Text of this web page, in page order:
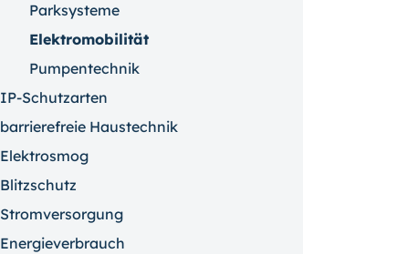
Parksysteme
Elektromobilität
Pumpentechnik
IP-Schutzarten
barrierefreie Haustechnik
Elektrosmog
Blitzschutz
Stromversorgung
Energieverbrauch